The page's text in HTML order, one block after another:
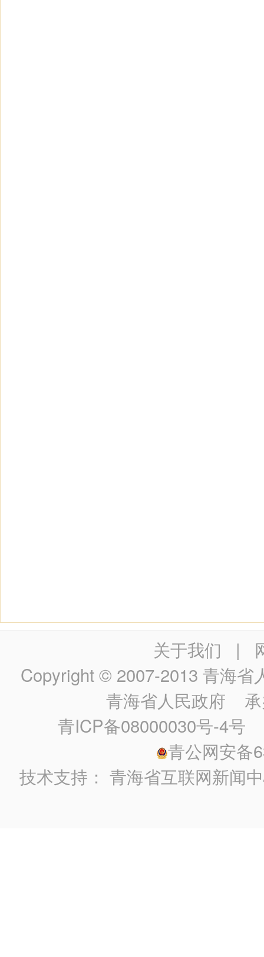
关于我们 |
Copyright © 2007-2013 青海省
青海省人民政府 承
青ICP备08000030号-4号
青公网安备
技术支持：青海省互联网新闻